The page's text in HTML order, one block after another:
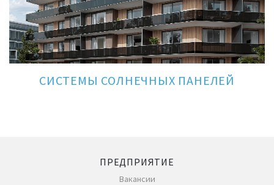
СИСТЕМЫ СОЛНЕЧНЫХ ПАНЕЛЕЙ
ПРЕДПРИЯТИЕ
Вакансии